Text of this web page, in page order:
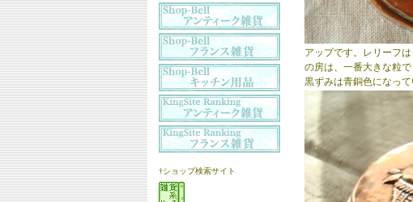
†ショップ検索サイト
アップです。レリーフ
の房は、一番大きな粒で
黒ずみは青銅色になって